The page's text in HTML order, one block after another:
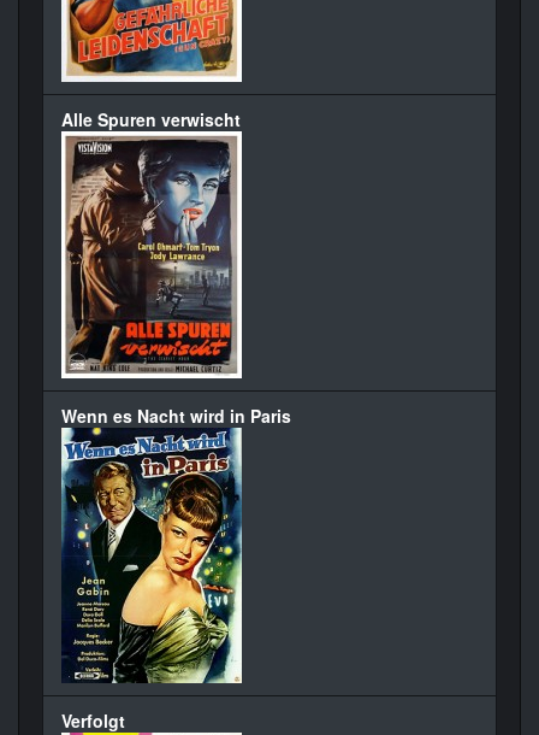
Alle Spuren verwischt
Wenn es Nacht wird in Paris
Verfolgt